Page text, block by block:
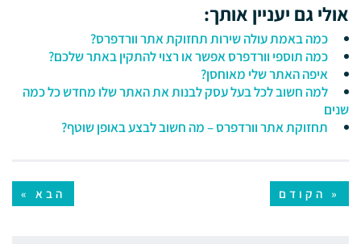
אולי גם יעניין אותך:
כמה באמת עולה שירות תחזוקת אתר וורדפרס?
כמה תוספי וורדפרס אפשר או רצוי להתקין באתר שלכם?
איפה האתר שלי מאוחסן?
למה חשוב לכל בעל עסק לבנות את האתר שלו מחדש כל כמה
שנים
תחזוקת אתר וורדפרס – מה חשוב לבצע באופן שוטף?
« הקודם הבא »